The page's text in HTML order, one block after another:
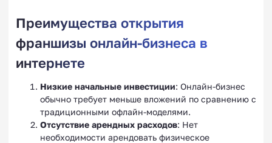
Преимущества открытия
франшизы онлайн-бизнеса в
интернете
Низкие начальные инвестиции: Онлайн-бизнес
обычно требует меньше вложений по сравнению с
традиционными офлайн-моделями.
Отсутствие арендных расходов: Нет
необходимости арендовать физическое